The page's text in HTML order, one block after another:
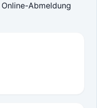
Abmeldung